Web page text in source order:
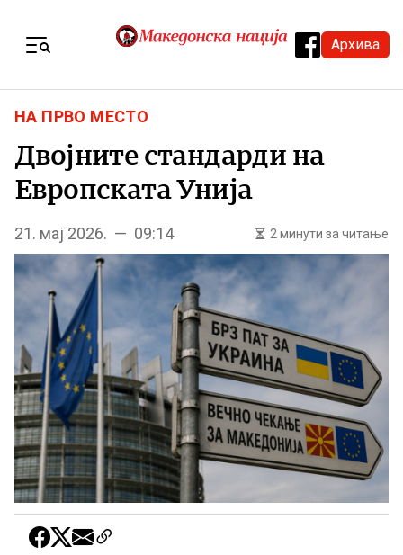
Архива
НА ПРВО МЕСТО
Двојните стандарди на
Европската Унија
21. мај 2026. — 09:14 2 минути за читање